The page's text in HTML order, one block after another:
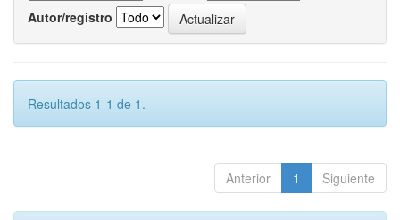
Autor/registro
Resultados 1-1 de 1.
Anterior 1 Siguiente